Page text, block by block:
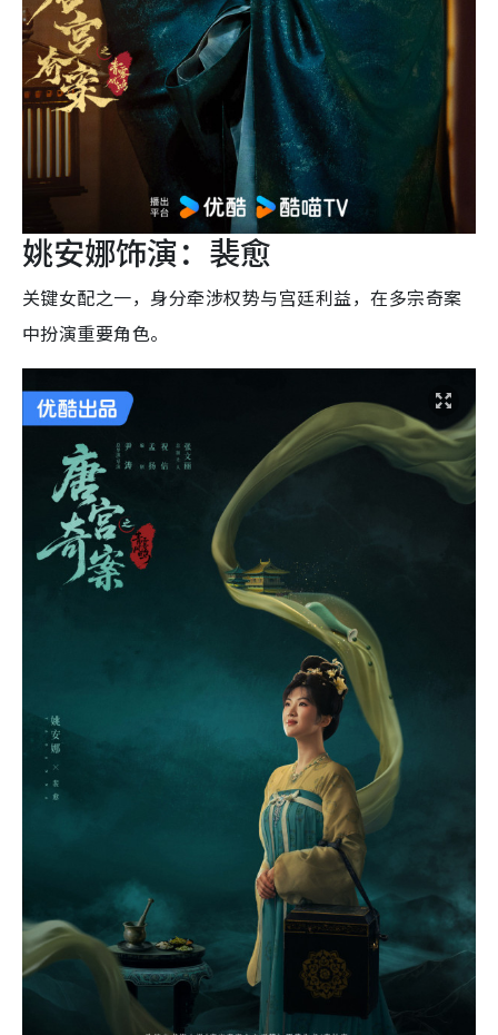
姚安娜饰演：裴愈
关键女配之一，身分牵涉权势与宫廷利益，在多宗奇案
中扮演重要角色。